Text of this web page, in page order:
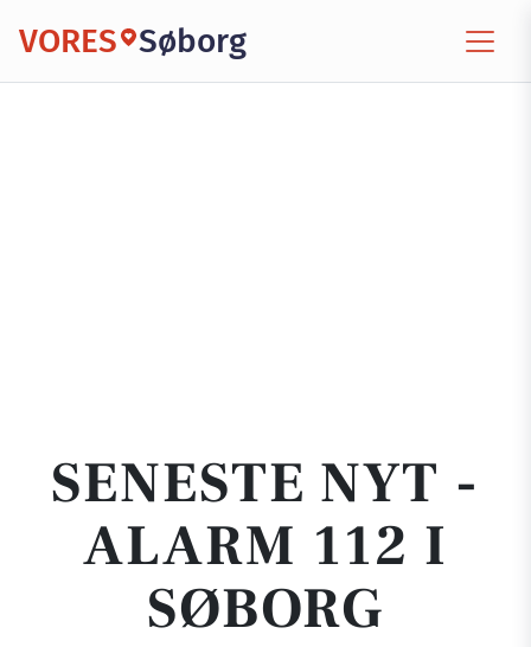
VORES Søborg
SENESTE NYT -
ALARM 112 I
SØBORG